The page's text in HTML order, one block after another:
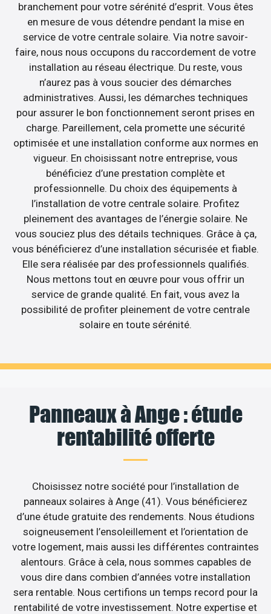
branchement pour votre sérénité d’esprit. Vous êtes
en mesure de vous détendre pendant la mise en
service de votre centrale solaire. Via notre savoir-
faire, nous nous occupons du raccordement de votre
installation au réseau électrique. Du reste, vous
n’aurez pas à vous soucier des démarches
administratives. Aussi, les démarches techniques
pour assurer le bon fonctionnement seront prises en
charge. Pareillement, cela promette une sécurité
optimisée et une installation conforme aux normes en
vigueur. En choisissant notre entreprise, vous
bénéficiez d’une prestation complète et
professionnelle. Du choix des équipements à
l’installation de votre centrale solaire. Profitez
pleinement des avantages de l’énergie solaire. Ne
vous souciez plus des détails techniques. Grâce à ça,
vous bénéficierez d’une installation sécurisée et fiable.
Elle sera réalisée par des professionnels qualifiés.
Nous mettons tout en œuvre pour vous offrir un
service de grande qualité. En fait, vous avez la
possibilité de profiter pleinement de votre centrale
solaire en toute sérénité.
Panneaux à Ange : étude
rentabilité offerte
Choisissez notre société pour l’installation de
panneaux solaires à Ange (41). Vous bénéficierez
d’une étude gratuite des rendements. Nous étudions
soigneusement l’ensoleillement et l’orientation de
votre logement, mais aussi les différentes contraintes
alentours. Grâce à cela, nous sommes capables de
vous dire dans combien d’années votre installation
sera rentable. Nous certifions un temps record pour la
rentabilité de votre investissement. Notre expertise et